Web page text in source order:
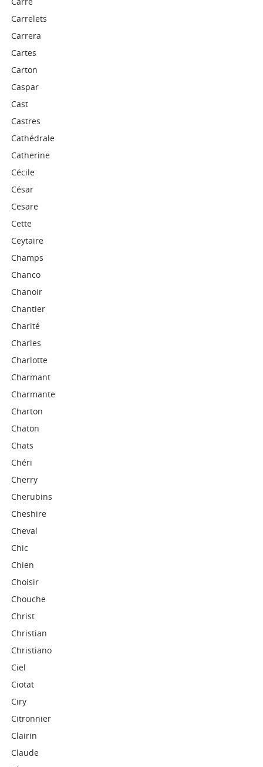
Carrelets
Carrera
Cartes
Carton
Caspar
Cast
Castres
Cathédrale
Catherine
Cécile
César
Cesare
Cette
Ceytaire
Champs
Chanco
Chanoir
Chantier
Charité
Charles
Charlotte
Charmant
Charmante
Charton
Chaton
Chats
Chéri
Cherry
Cherubins
Cheshire
Cheval
Chic
Chien
Choisir
Chouche
Christ
Christian
Christiano
Ciel
Ciotat
Ciry
Citronnier
Clairin
Claude